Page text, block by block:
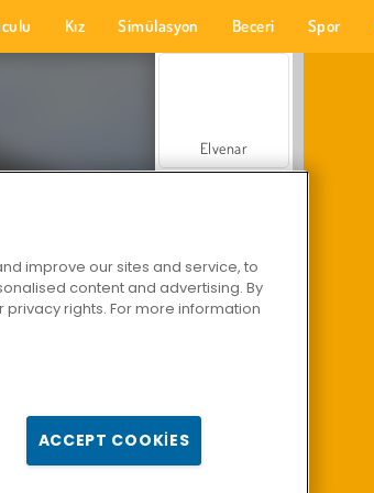
Kız Simülasyon Beceri Spor
Elvenar
improve our sites and service, to
content and advertising. By
rights. For more information
ACCEPT COOKIES